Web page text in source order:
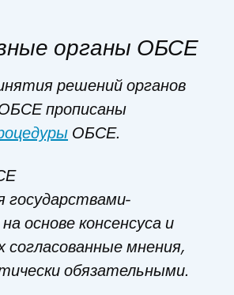
органы ОБСЕ
решений органов
прописаны
ОБСЕ.
основе консенсуса и
мнения,
обязательными.